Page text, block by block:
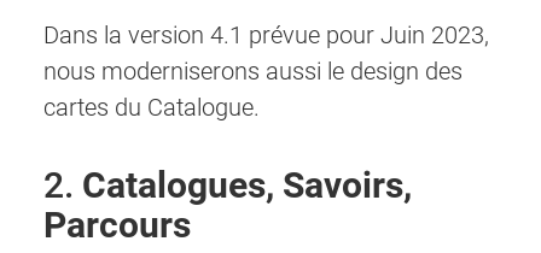
Dans la version 4.1 prévue pour Juin 2023,
nous moderniserons aussi le design des
cartes du Catalogue.
2. Catalogues, Savoirs,
Parcours